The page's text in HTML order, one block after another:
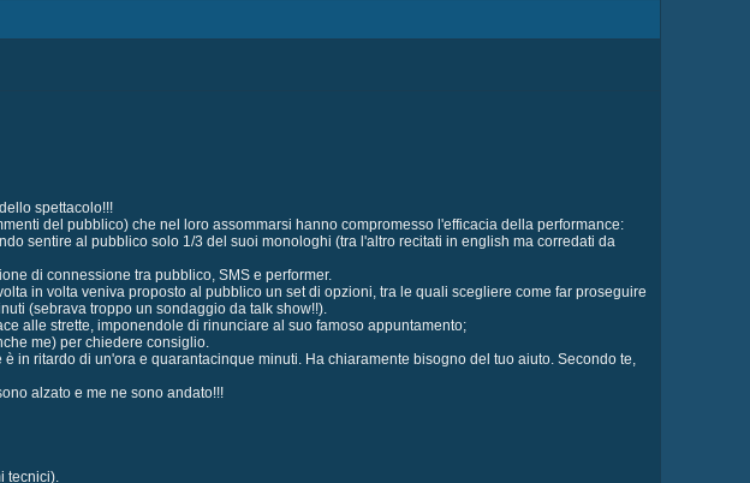
spettacolo!!!
del pubblico) che nel loro assommarsi hanno compromesso l'efficacia della performance:
sentire al pubblico solo 1/3 del suoi monologhi (tra l'altro recitati in english ma corredati da
di connessione tra pubblico, SMS e performer.
in volta veniva proposto al pubblico un set di opzioni, tra le quali scegliere come far proseguire
(sebrava troppo un sondaggio da talk show!!).
alle strette, imponendole di rinunciare al suo famoso appuntamento;
me) per chiedere consiglio.
in ritardo di un'ora e quarantacinque minuti. Ha chiaramente bisogno del tuo aiuto. Secondo te,
alzato e me ne sono andato!!!
tecnici).